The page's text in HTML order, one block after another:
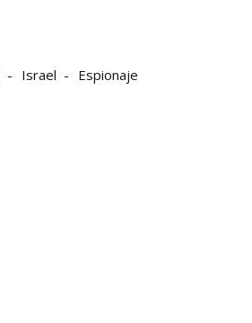
Israel Espionaje